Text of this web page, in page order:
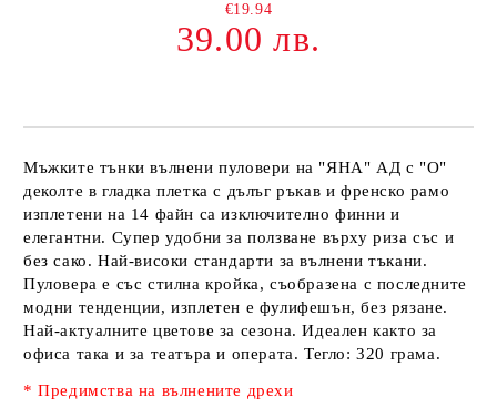
€19.94
39.00 лв.
Мъжките тънки вълнени пуловери на "ЯНА" АД с "О"
деколте в гладка плетка с дълъг ръкав и френско рамо
изплетени на 14 файн са изключително финни и
елегантни. Супер удобни за ползване върху риза със и
без сако. Най-високи стандарти за вълнени тъкани.
Пуловера е със стилна кройка, съобразена с последните
модни тенденции, изплетен е фулифешън, без рязане.
Най-актуалните цветове за сезона. Идеален както за
офиса така и за театъра и операта.Тегло: 320 грама.
* Предимства на вълнените дрехи